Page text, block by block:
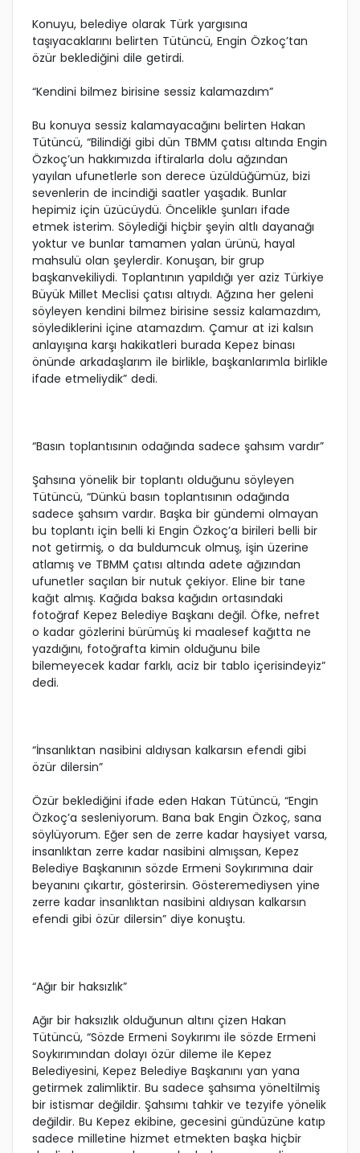
Konuyu, belediye olarak Türk yargısına
taşıyacaklarını belirten Tütüncü, Engin Özkoç’tan
özür beklediğini dile getirdi.
“Kendini bilmez birisine sessiz kalamazdım”
Bu konuya sessiz kalamayacağını belirten Hakan
Tütüncü, “Bilindiği gibi dün TBMM çatısı altında Engin
Özkoç’un hakkımızda iftiralarla dolu ağzından
yayılan ufunetlerle son derece üzüldüğümüz, bizi
sevenlerin de incindiği saatler yaşadık. Bunlar
hepimiz için üzücüydü. Öncelikle şunları ifade
etmek isterim. Söylediği hiçbir şeyin altlı dayanağı
yoktur ve bunlar tamamen yalan ürünü, hayal
mahsulü olan şeylerdir. Konuşan, bir grup
başkanvekiliydi. Toplantının yapıldığı yer aziz Türkiye
Büyük Millet Meclisi çatısı altıydı. Ağzına her geleni
söyleyen kendini bilmez birisine sessiz kalamazdım,
söylediklerini içine atamazdım. Çamur at izi kalsın
anlayışına karşı hakikatleri burada Kepez binası
önünde arkadaşlarım ile birlikle, başkanlarımla birlikle
ifade etmeliydik” dedi.
“Basın toplantısının odağında sadece şahsım vardır”
Şahsına yönelik bir toplantı olduğunu söyleyen
Tütüncü, “Dünkü basın toplantısının odağında
sadece şahsım vardır. Başka bir gündemi olmayan
bu toplantı için belli ki Engin Özkoç’a birileri belli bir
not getirmiş, o da buldumcuk olmuş, işin üzerine
atlamış ve TBMM çatısı altında adete ağızından
ufunetler saçılan bir nutuk çekiyor. Eline bir tane
kağıt almış. Kağıda baksa kağıdın ortasındaki
fotoğraf Kepez Belediye Başkanı değil. Öfke, nefret
o kadar gözlerini bürümüş ki maalesef kağıtta ne
yazdığını, fotoğrafta kimin olduğunu bile
bilemeyecek kadar farklı, aciz bir tablo içerisindeyiz”
dedi.
“İnsanlıktan nasibini aldıysan kalkarsın efendi gibi
özür dilersin”
Özür beklediğini ifade eden Hakan Tütüncü, “Engin
Özkoç’a sesleniyorum. Bana bak Engin Özkoç, sana
söylüyorum. Eğer sen de zerre kadar haysiyet varsa,
insanlıktan zerre kadar nasibini almışsan, Kepez
Belediye Başkanının sözde Ermeni Soykırımına dair
beyanını çıkartır, gösterirsin. Gösteremediysen yine
zerre kadar insanlıktan nasibini aldıysan kalkarsın
efendi gibi özür dilersin” diye konuştu.
“Ağır bir haksızlık”
Ağır bir haksızlık olduğunun altını çizen Hakan
Tütüncü, “Sözde Ermeni Soykırımı ile sözde Ermeni
Soykırımından dolayı özür dileme ile Kepez
Belediyesini, Kepez Belediye Başkanını yan yana
getirmek zalimliktir. Bu sadece şahsıma yöneltilmiş
bir istismar değildir. Şahsımı tahkir ve tezyife yönelik
değildir. Bu Kepez ekibine, gecesini gündüzüne katıp
sadece milletine hizmet etmekten başka hiçbir